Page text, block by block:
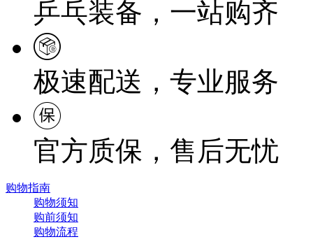
乒乓装备，一站购齐
极速配送，专业服务
官方质保，售后无忧
购物指南
购物须知
购前须知
购物流程